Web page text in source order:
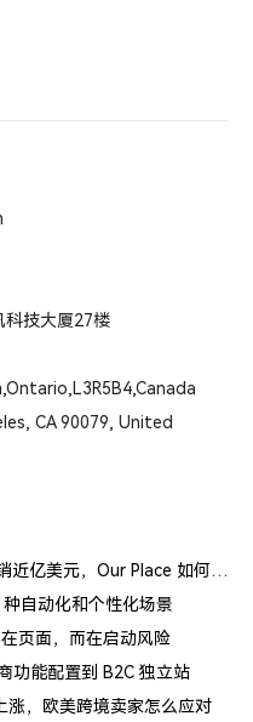
科技大厦27楼
CA 90079, United
DTC 厨具品牌出海案例：一口锅年销近亿美元，Our Place 如何建立信任体系
自动化和个性化场景
页面，而在启动风险
功能配置到 B2C 独立站
涨，欧美跨境卖家怎么应对